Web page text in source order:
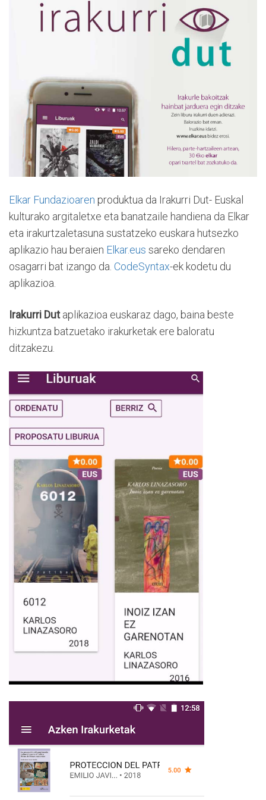
Elkar Fundazioaren produktua da Irakurri Dut- Euskal
kulturako argitaletxe eta banatzaile handiena da Elkar
eta irakurtzaletasuna sustatzeko euskara hutsezko
aplikazio hau beraien Elkar.eus sareko dendaren
osagarri bat izango da. CodeSyntax-ek kodetu du
aplikazioa.
Irakurri Dutaplikazioa euskaraz dago, baina beste
hizkuntza batzuetako irakurketak ere baloratu
ditzakezu.